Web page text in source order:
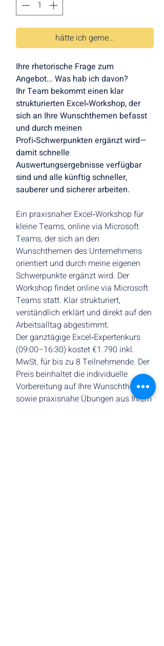
hätte ich gerne...
Ihre rhetorische Frage zum
Angebot... Was hab ich davon?
Ihr Team bekommt einen klar
strukturierten Excel‑Workshop, der
sich an Ihre Wunschthemen befasst
und durch meinen
Profi‑Schwerpunkten ergänzt wird—
damit schnelle
Auswertungsergebnisse verfügbar
sind und alle künftig schneller,
sauberer und sicherer arbeiten.
Ein praxisnaher Excel‑Workshop für
kleine Teams, online via Microsoft
Teams, der sich an den
Wunschthemen des Unternehmens
orientiert und durch meine eigenen
Schwerpunkte ergänzt wird. Der
Workshop findet online via Microsoft
Teams statt. Klar strukturiert,
verständlich erklärt und direkt auf den
Arbeitsalltag abgestimmt.
Der ganztägige Excel‑Expertenkurs
(09:00–16:30) kostet €1.790 inkl.
MwSt. für bis zu 8 Teilnehmende. Der
Preis beinhaltet die individuelle
Vorbereitung auf Ihre Wunschthemen
sowie praxisnahe Übungen aus Ihrem